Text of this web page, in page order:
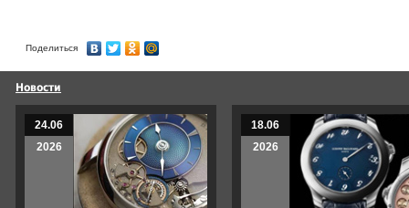
Поделиться
Новости
24.06
2026
18.06
2026